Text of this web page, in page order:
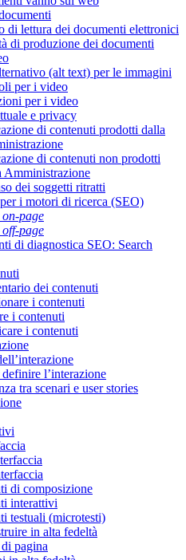
di lettura dei documenti elettronici
di produzione dei documenti
(alt text) per le immagini
per i video
per i video
e privacy
di contenuti prodotti dalla
di contenuti non prodotti
Amministrazione
dei soggetti ritratti
i motori di ricerca (SEO)
on-page
off-page
di diagnostica SEO: Search
dei contenuti
i contenuti
i contenuti
i contenuti
l’interazione
tra scenari e user stories
di composizione
interattivi
testuali (microtesti)
in alta fedeltà
pagina